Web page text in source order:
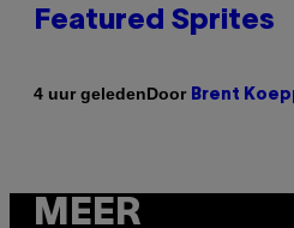
Featured Sprites
4 uur geledenDoor Brent
MEER